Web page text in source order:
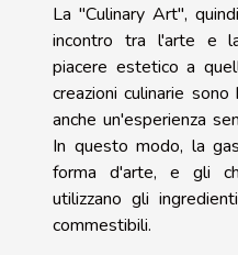
La "Culinary Art",
incontro tra l'arte e
piacere estetico a
creazioni culinarie
anche un'esperienza
In questo modo, la
forma d'arte, e gli
utilizzano gli
commestibili.